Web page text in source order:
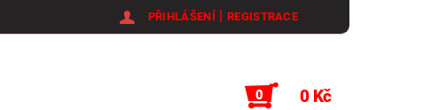
PŘIHLÁŠENÍ | REGISTRACE
0 0 Kč